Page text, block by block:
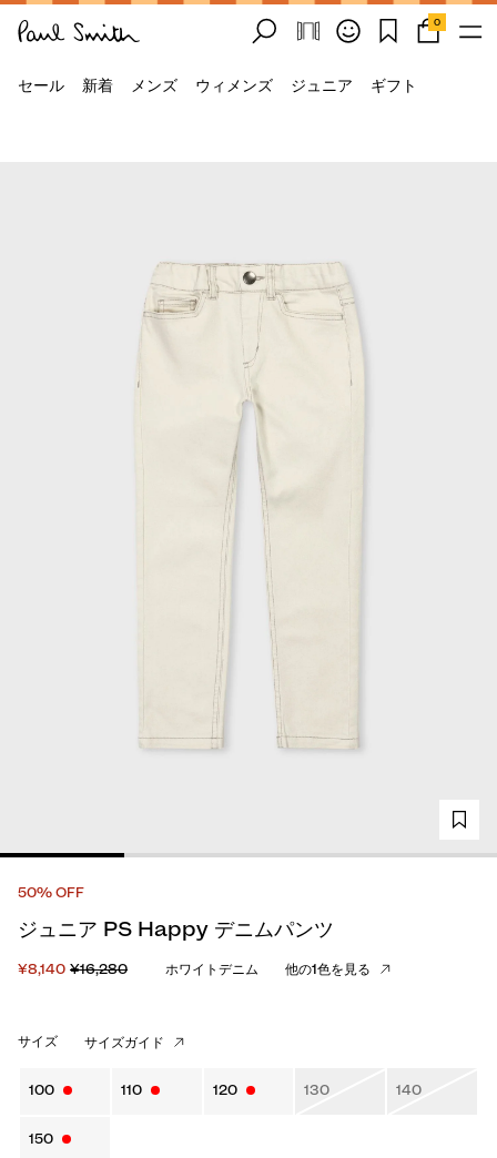
0
セール 新着 メンズ ウィメンズ ジュニア ギフト
50% OFF
ジュニア PS Happy デニムパンツ
¥8,140 ¥16,280 ホワイトデニム 他の1色を見る
サイズ サイズガイド
100 110 120 130 140
150